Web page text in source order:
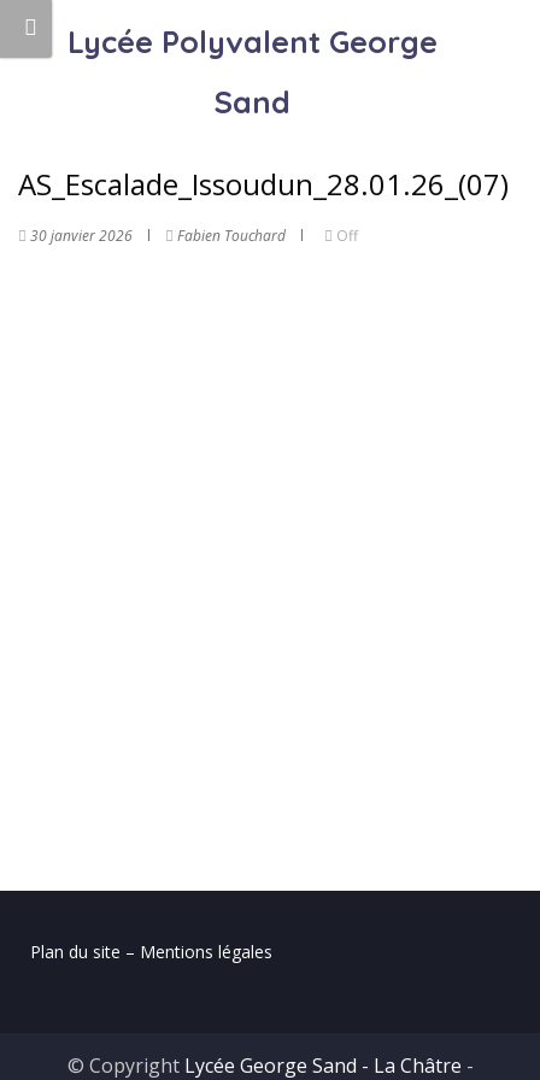
Lycée Polyvalent George
Sand
AS_Escalade_Issoudun_28.01.26_(07)
30 janvier 2026 Fabien Touchard Off
Plan du site – Mentions légales
© Copyright Lycée George Sand - La Châtre -